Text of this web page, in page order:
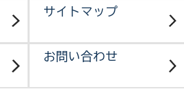
サイトマップ
お問い合わせ